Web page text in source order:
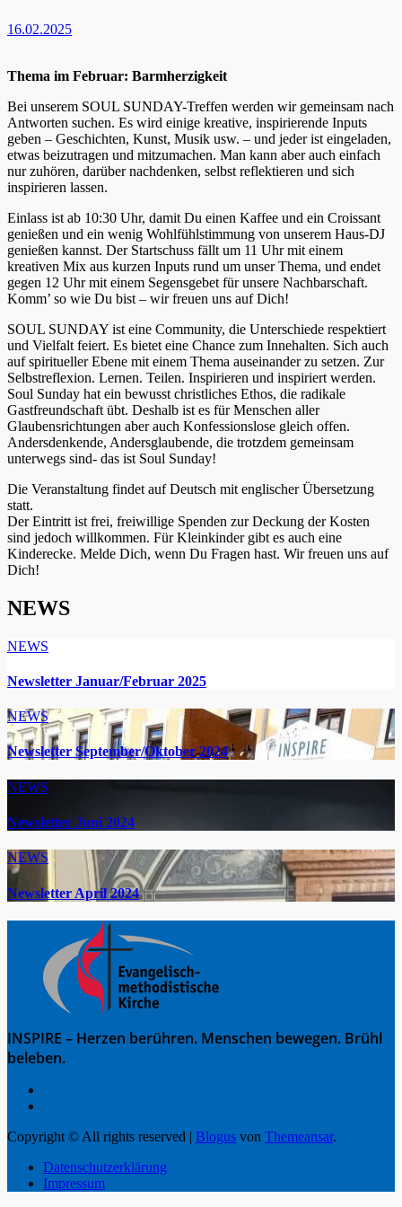
16.02.2025
Thema im Februar: Barmherzigkeit
Bei unserem SOUL SUNDAY-Treffen werden wir gemeinsam nach
Antworten suchen. Es wird einige kreative, inspirierende Inputs
geben – Geschichten, Kunst, Musik usw. – und jeder ist eingeladen,
etwas beizutragen und mitzumachen. Man kann aber auch einfach
nur zuhören, darüber nachdenken, selbst reflektieren und sich
inspirieren lassen.
Einlass ist ab 10:30 Uhr, damit Du einen Kaffee und ein Croissant
genießen und ein wenig Wohlfühlstimmung von unserem Haus-DJ
genießen kannst. Der Startschuss fällt um 11 Uhr mit einem
kreativen Mix aus kurzen Inputs rund um unser Thema, und endet
gegen 12 Uhr mit einem Segensgebet für unsere Nachbarschaft.
Komm’ so wie Du bist – wir freuen uns auf Dich!
SOUL SUNDAY ist eine Community, die Unterschiede respektiert
und Vielfalt feiert. Es bietet eine Chance zum Innehalten. Sich auch
auf spiritueller Ebene mit einem Thema auseinander zu setzen. Zur
Selbstreflexion. Lernen. Teilen. Inspirieren und inspiriert werden.
Soul Sunday hat ein bewusst christliches Ethos, die radikale
Gastfreundschaft übt. Deshalb ist es für Menschen aller
Glaubensrichtungen aber auch Konfessionslose gleich offen.
Andersdenkende, Andersglaubende, die trotzdem gemeinsam
unterwegs sind- das ist Soul Sunday!
Die Veranstaltung findet auf Deutsch mit englischer Übersetzung
statt.
Der Eintritt ist frei, freiwillige Spenden zur Deckung der Kosten
sind jedoch willkommen. Für Kleinkinder gibt es auch eine
Kinderecke. Melde Dich, wenn Du Fragen hast. Wir freuen uns auf
Dich!
NEWS
NEWS
Newsletter Januar/Februar 2025
NEWS
Newsletter September/Oktober 2024
NEWS
Newsletter Juni 2024
NEWS
Newsletter April 2024
INSPIRE – Herzen berühren. Menschen bewegen. Brühl
beleben.
Copyright © All rights reserved | Blogus von Themeansar.
Datenschutzerklärung
Impressum